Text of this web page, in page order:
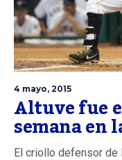
4 mayo, 2015
Altuve fue
semana en
El criollo defensor de